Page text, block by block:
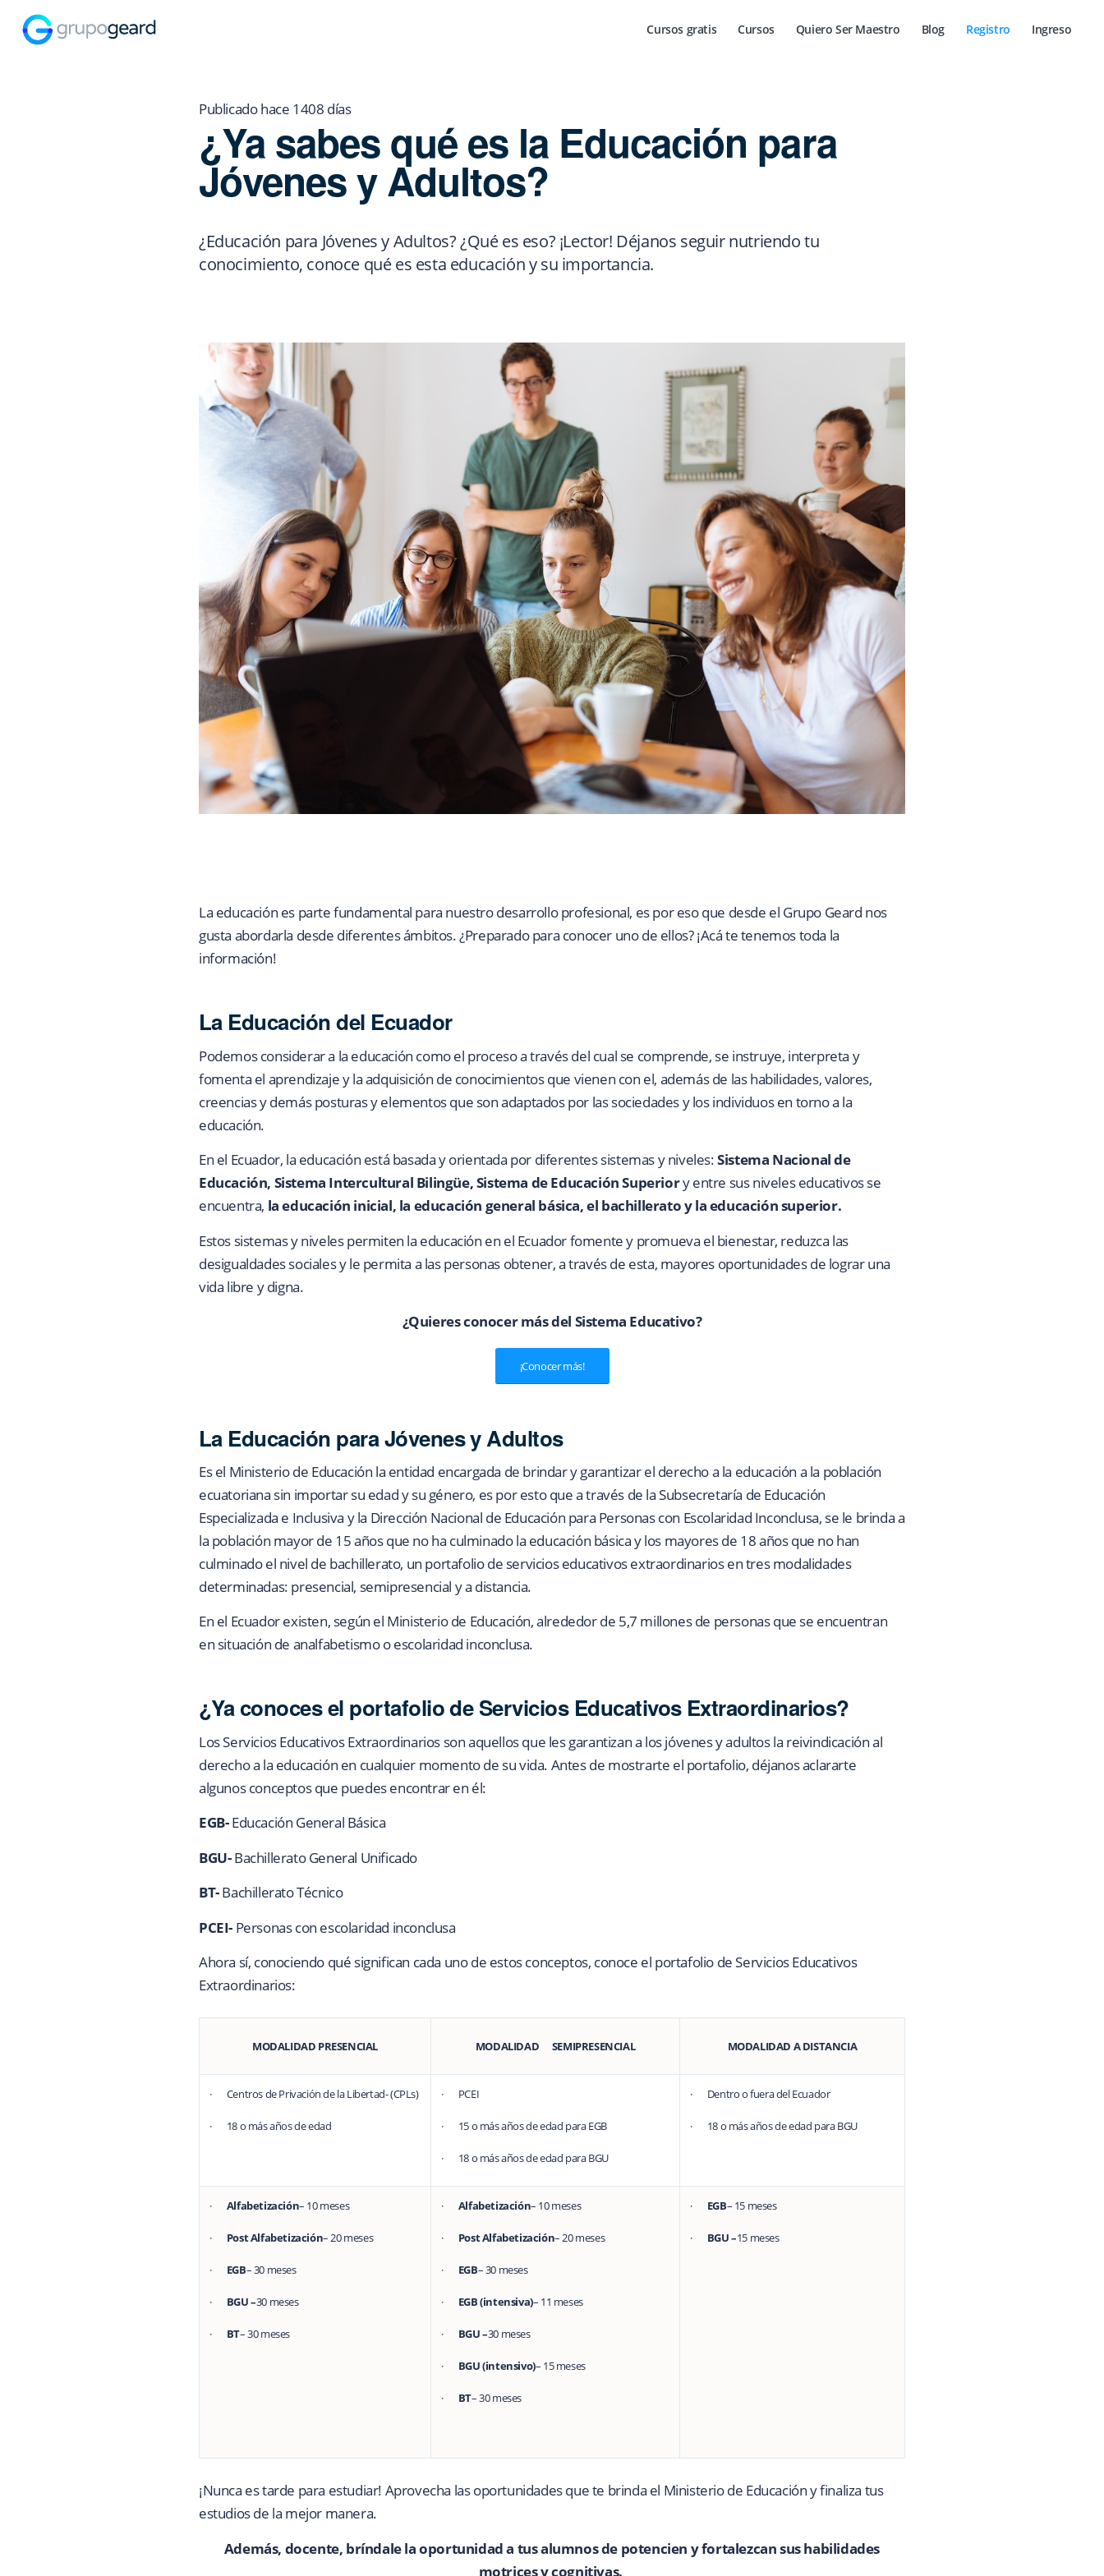
Cursos gratis Cursos Quiero Ser Maestro Blog Registro Ingreso
Publicado hace 1408 días
¿Ya sabes qué es la Educación para
Jóvenes y Adultos?
¿Educación para Jóvenes y Adultos? ¿Qué es eso? ¡Lector! Déjanos seguir nutriendo tu
conocimiento, conoce qué es esta educación y su importancia.
La educación es parte fundamental para nuestro desarrollo profesional, es por eso que desde el Grupo Geard nos
gusta abordarla desde diferentes ámbitos. ¿Preparado para conocer uno de ellos? ¡Acá te tenemos toda la
información!
La Educación del Ecuador
Podemos considerar a la educación como el proceso a través del cual se comprende, se instruye, interpreta y
fomenta el aprendizaje y la adquisición de conocimientos que vienen con el, además de las habilidades, valores,
creencias y demás posturas y elementos que son adaptados por las sociedades y los individuos en torno a la
educación.
En el Ecuador, la educación está basada y orientada por diferentes sistemas y niveles:Sistema Nacional de
Educación, Sistema Intercultural Bilingüe, Sistema de Educación Superiory entre sus niveles educativos se
encuentra, la educación inicial, la educación general básica, el bachillerato y la educación superior.
Estos sistemas y niveles permiten la educación en el Ecuador fomente y promueva el bienestar, reduzca las
desigualdades sociales y le permita a las personas obtener, a través de esta, mayores oportunidades de lograr una
vida libre y digna.
¿Quieres conocer más del Sistema Educativo?
¡Conocer más!
La Educación para Jóvenes y Adultos
Es el Ministerio de Educación la entidad encargada de brindar y garantizar el derecho a la educación a la población
ecuatoriana sin importar su edad y su género, es por esto que a través de la Subsecretaría de Educación
Especializada e Inclusiva y la Dirección Nacional de Educación para Personas con Escolaridad Inconclusa, se le brinda a
la población mayor de 15 años que no ha culminado la educación básica y los mayores de 18 años que no han
culminado el nivel de bachillerato, un portafolio de servicios educativos extraordinarios en tres modalidades
determinadas: presencial, semipresencial y a distancia.
En el Ecuador existen, según el Ministerio de Educación, alrededor de 5,7 millones de personas que se encuentran
en situación de analfabetismo o escolaridad inconclusa.
¿Ya conoces el portafolio de Servicios Educativos Extraordinarios?
Los Servicios Educativos Extraordinarios son aquellos que les garantizan a los jóvenes y adultos la reivindicación al
derecho a la educación en cualquier momento de su vida. Antes de mostrarte el portafolio, déjanos aclararte
algunos conceptos que puedes encontrar en él:
EGB-Educación General Básica
BGU-Bachillerato General Unificado
BT-Bachillerato Técnico
PCEI- Personas con escolaridad inconclusa
Ahora sí, conociendo qué significan cada uno de estos conceptos, conoce el portafolio de Servicios Educativos
Extraordinarios:
MODALIDAD PRESENCIAL MODALIDAD SEMIPRESENCIAL MODALIDAD A DISTANCIA
· Centros de Privación de la Libertad- (CPLs)
· 18 o más años de edad
· PCEI
· 15 o más años de edad para EGB
· 18 o más años de edad para BGU
· Dentro o fuera del Ecuador
· 18 o más años de edad para BGU
· Alfabetización– 10 meses
· Post Alfabetización– 20 meses
· EGB– 30 meses
· BGU –30 meses
· BT– 30 meses
· Alfabetización– 10 meses
· Post Alfabetización– 20 meses
· EGB– 30 meses
· EGB (intensiva)– 11 meses
· BGU –30 meses
· BGU (intensivo)– 15 meses
· BT– 30 meses
· EGB– 15 meses
· BGU –15 meses
¡Nunca es tarde para estudiar! Aprovecha las oportunidades que te brinda el Ministerio de Educación y finaliza tus
estudios de la mejor manera.
Además, docente, bríndale la oportunidad a tus alumnos de potencien y fortalezcan sus habilidades
motrices y cognitivas.